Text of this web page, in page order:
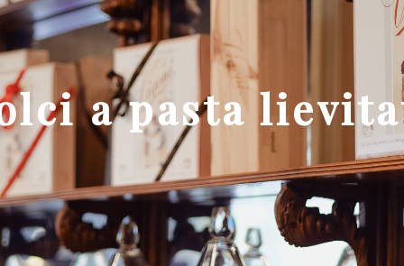
a pasta